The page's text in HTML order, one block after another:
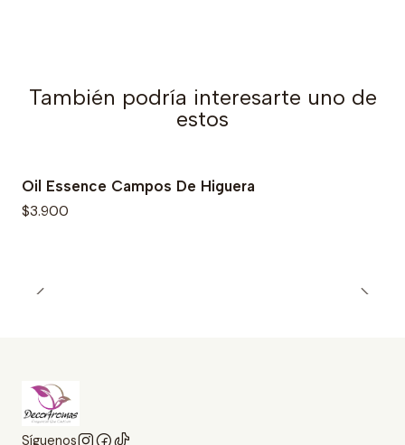
También podría interesarte uno de
estos
Oil Essence Campos De Higuera
$3.900
Síguenos